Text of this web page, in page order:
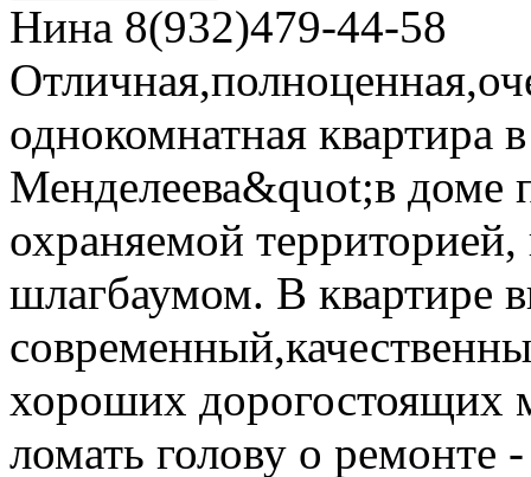
Нина 8(932)479-44-58
однокомнатная квартира
Менделеева&quot;в доме
охраняемой
шлагбаумом. В квартире
хороших дорогостоящих
ломать голову о ремонте